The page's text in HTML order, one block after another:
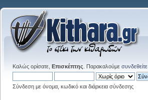
Καλώς ορίσατε, Επισκέπτης . Παρακαλούμε συνδεθείτε
Σύνδεση με όνομα, κωδικό και διάρκεια σύνδεσης